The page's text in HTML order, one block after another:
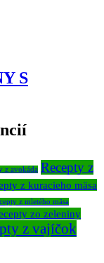
S
z avokáda Recepty z
z kuracieho mäsa
z mletého mäsa
zo zeleniny
z vajíčok